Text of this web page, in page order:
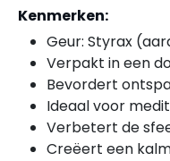
Kenmerken:
Geur: Styrax
Verpakt in een
Bevordert
Ideaal voor
Verbetert de
Creëert een